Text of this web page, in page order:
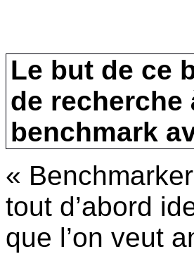
Le but de ce
de recherche
benchmark
« Benchmarker
tout d’abord
que l’on veut